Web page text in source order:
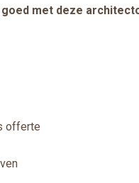
met deze
offerte